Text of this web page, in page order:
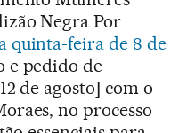
Negra Por
quinta-feira de 8 de
e pedido de
de agosto] com o
no processo